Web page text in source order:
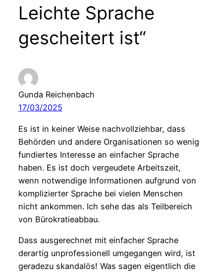
Leichte Sprache
gescheitert ist“
Gunda Reichenbach
17/03/2025
Es ist in keiner Weise nachvollziehbar, dass
Behörden und andere Organisationen so wenig
fundiertes Interesse an einfacher Sprache
haben. Es ist doch vergeudete Arbeitszeit,
wenn notwendige Informationen aufgrund von
komplizierter Sprache bei vielen Menschen
nicht ankommen. Ich sehe das als Teilbereich
von Bürokratieabbau.
Dass ausgerechnet mit einfacher Sprache
derartig unprofessionell umgegangen wird, ist
geradezu skandalös! Was sagen eigentlich die